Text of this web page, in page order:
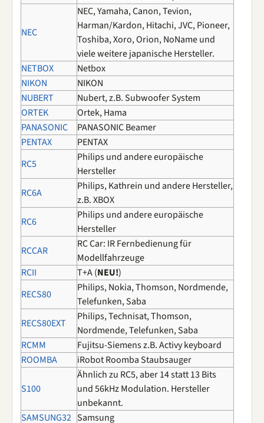
NEC
NEC, Yamaha, Canon, Tevion,
Harman/Kardon, Hitachi, JVC, Pioneer,
Toshiba, Xoro, Orion, NoName und
viele weitere japanische Hersteller.
NETBOX
Netbox
NIKON
NIKON
NUBERT
Nubert, z.B. Subwoofer System
ORTEK
Ortek, Hama
PANASONIC
PANASONIC Beamer
PENTAX
PENTAX
RC5
Philips und andere europäische
Hersteller
RC6A
Philips, Kathrein und andere Hersteller,
z.B. XBOX
RC6
Philips und andere europäische
Hersteller
RCCAR
RC Car: IR Fernbedienung für
Modellfahrzeuge
RCII
T+A (NEU!)
RECS80
Philips, Nokia, Thomson, Nordmende,
Telefunken, Saba
RECS80EXT
Philips, Technisat, Thomson,
Nordmende, Telefunken, Saba
RCMM
Fujitsu-Siemens z.B. Activy keyboard
ROOMBA
iRobot Roomba Staubsauger
S100
Ähnlich zu RC5, aber 14 statt 13 Bits
und 56kHz Modulation. Hersteller
unbekannt.
SAMSUNG32 Samsung